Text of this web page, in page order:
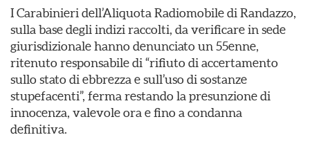
I Carabinieri dell’Aliquota Radiomobile di Randazzo,
sulla base degli indizi raccolti, da verificare in sede
giurisdizionale hanno denunciato un 55enne,
ritenuto responsabile di “rifiuto di accertamento
sullo stato di ebbrezza e sull’uso di sostanze
stupefacenti”, ferma restando la presunzione di
innocenza, valevole ora e fino a condanna
definitiva.